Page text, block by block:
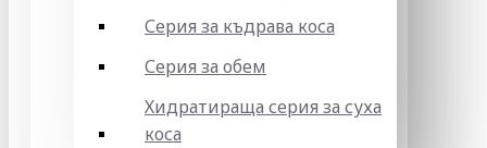
Серия за къдрава коса
Серия за обем
Хидратираща серия за суха
коса